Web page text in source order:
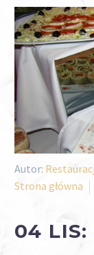
Autor:
Strona główna
04 LIS: